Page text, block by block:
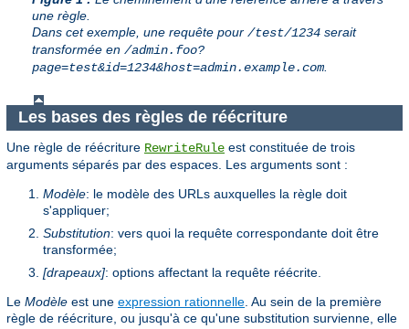
une règle.
Dans cet exemple, une requête pour /test/1234 serait
transformée en /admin.foo?
page=test&id=1234&host=admin.example.com
Les bases des règles de réécriture
Une règle de réécriture RewriteRule est constituée de trois
arguments séparés par des espaces. Les arguments sont :
Modèle: le modèle des URLs auxquelles la règle doit
s'appliquer;
Substitution: vers quoi la requête correspondante doit être
transformée;
[drapeaux]: options affectant la requête réécrite.
Le Modèle est une expression rationnelle . Au sein de la première
règle de réécriture, ou jusqu'à ce qu'une substitution survienne, elle